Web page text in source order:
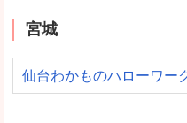
宮城
仙台わかものハローワー